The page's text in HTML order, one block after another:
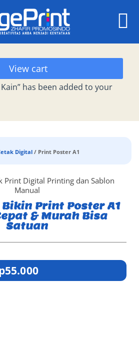
has been added to your
View cart
Digital/ Print Poster A1
Print Digital Printing dan Sablon
Manual
Print Poster A1
& Murah Bisa
Satuan
55.000